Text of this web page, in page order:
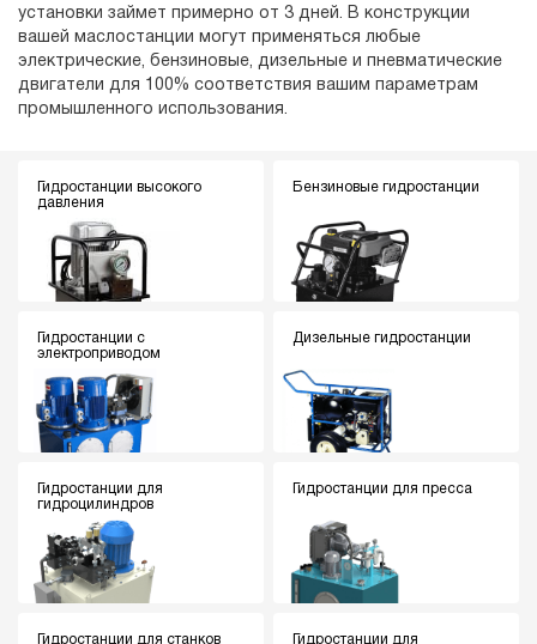
установки займет примерно от 3 дней. В конструкции
вашей маслостанции могут применяться любые
электрические, бензиновые, дизельные и пневматические
двигатели для 100% соответствия вашим параметрам
промышленного использования.
Гидростанции высокого
давления
Бензиновые гидростанции
Гидростанции с
электроприводом
Дизельные гидростанции
Гидростанции для
гидроцилиндров
Гидростанции для пресса
Гидростанции для станков
Гидростанции для